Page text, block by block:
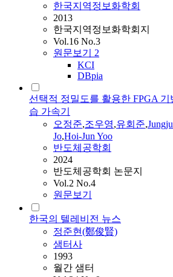
한국지역정보화학회
2013
한국지역정보화학회지
Vol.16 No.3
원문보기 2
KCI
DBpia
선택적 정밀도를 활용한 FPGA
습 가속기
오정준,조우영,유회준,
Jo,Hoi-Jun Yoo
반도체공학회
2024
반도체공학회 논문지
Vol.2 No.4
원문보기
한국의 텔레비전 뉴스
정준현(鄭俊賢)
샘터사
1993
월간 샘터